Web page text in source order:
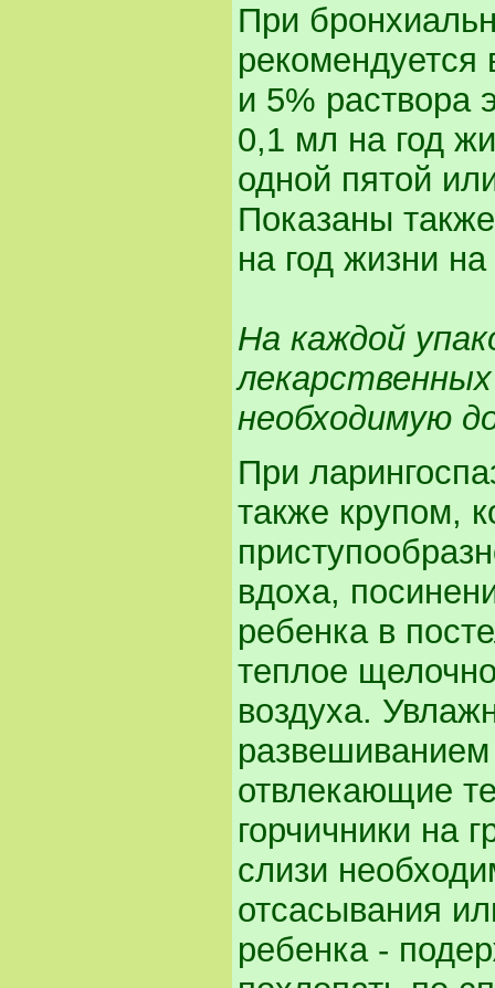
При
и 5% раствора
0,1 мл на год
одной пятой
Показаны
на год жизни
На каждой
необходимую
При
также крупом,
вдоха,
ребенка в
теплое
воздуха.
отвлекающие
горчичники на
слизи
отсасывания
ребенка -